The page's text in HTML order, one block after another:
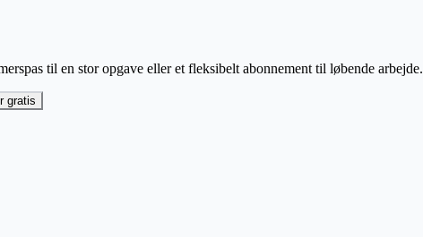
til en stor opgave eller et fleksibelt abonnement til løbende arbejde.
gratis